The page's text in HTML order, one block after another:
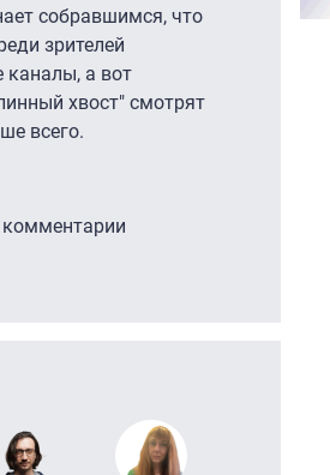
собравшимся, что
зрителей
каналы, а вот
хвост" смотрят
всего.
комментарии